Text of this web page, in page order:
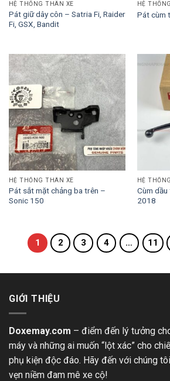
HỆ THỐNG THÂN XE
Pát giữ dây côn – Satria Fi, Raider
Fi, GSX, Bandit
HỆ
Pát cùm
HỆ THỐNG THÂN XE
Pát sắt mặt chảng ba trên –
Sonic 150
HỆ
Cùm dầu
2018
1 2 3 4 … 11
GIỚI THIỆU
Doxemay.com – điểm đến lý tưởng
máy và những ai muốn “lột xác” cho
phụ kiện độc đáo. Hãy đến với chúng
vẹn niềm đam mê xe cộ!